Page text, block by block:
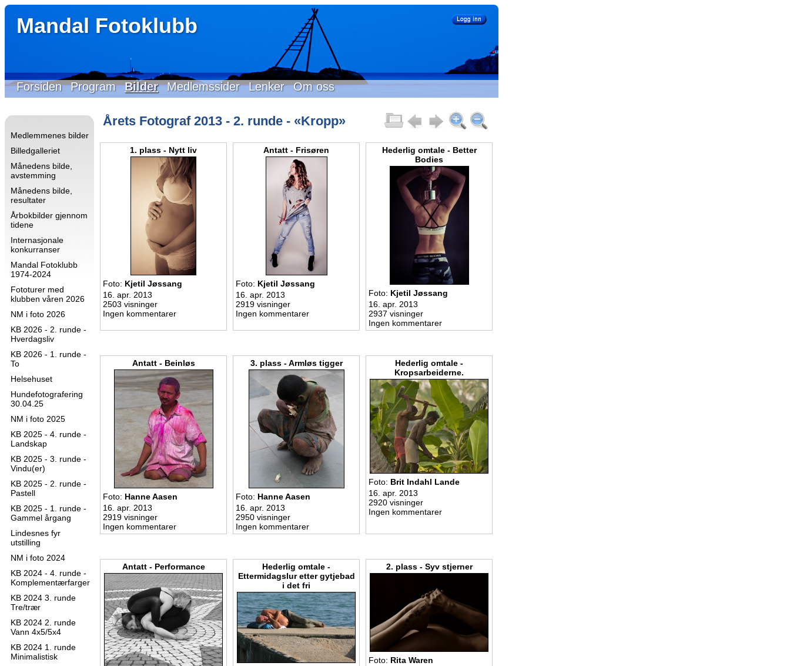
Mandal Fotoklubb
Forsiden Program Bilder Medlemssider Lenker Om oss
Medlemmenes bilder
Billedgalleriet
Månedens bilde,
avstemming
Månedens bilde,
resultater
Årbokbilder gjennom
tidene
Internasjonale
konkurranser
Mandal Fotoklubb
1974-2024
Fototurer med
klubben våren 2026
NM i foto 2026
KB 2026 - 2. runde -
Hverdagsliv
KB 2026 - 1. runde -
To
Helsehuset
Hundefotografering
30.04.25
NM i foto 2025
KB 2025 - 4. runde -
Landskap
KB 2025 - 3. runde -
Vindu(er)
KB 2025 - 2. runde -
Pastell
KB 2025 - 1. runde -
Gammel årgang
Lindesnes fyr
utstilling
NM i foto 2024
KB 2024 - 4. runde -
Komplementærfarger
KB 2024 3. runde
Tre/trær
KB 2024 2. runde
Vann 4x5/5x4
KB 2024 1. runde
Minimalistisk
Årets Fotograf 2013 - 2. runde - «Kropp»
1. plass - Nytt liv
Foto: Kjetil Jøssang
16. apr. 2013
2503 visninger
Ingen kommentarer
Antatt - Frisøren
Foto: Kjetil Jøssang
16. apr. 2013
2919 visninger
Ingen kommentarer
Hederlig omtale - Better
Bodies
Foto: Kjetil Jøssang
16. apr. 2013
2937 visninger
Ingen kommentarer
Antatt - Beinløs
Foto: Hanne Aasen
16. apr. 2013
2919 visninger
Ingen kommentarer
3. plass - Armløs tigger
Foto: Hanne Aasen
16. apr. 2013
2950 visninger
Ingen kommentarer
Hederlig omtale -
Kropsarbeiderne.
Foto: Brit Indahl Lande
16. apr. 2013
2920 visninger
Ingen kommentarer
Antatt - Performance
Hederlig omtale -
Ettermidagslur etter gytjebad
i det fri
2. plass - Syv stjerner
Foto: Rita Waren